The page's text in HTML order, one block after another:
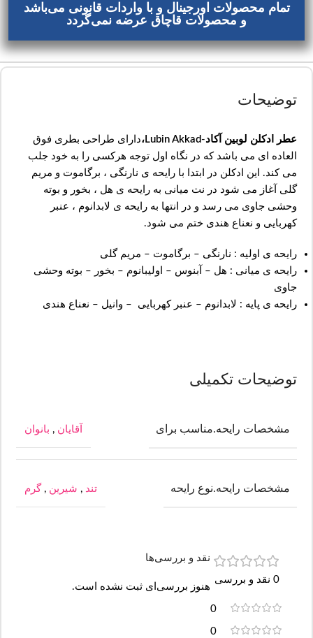
تمام محصولات اورجینال و با واردات قانونی می‌باشد
و محصولات قاچاق عرضه نمی‌گردد
توضیحات
عطر ادکلن لوبین آکاد-Lubin Akkad،
دارای طراحی بطری فوق
العاده ای می باشد که در نگاه اول توجه هرکسی را به خود جلب
می کند. این ادکلن در ابتدا با رایحه ی نارنگی ، برگاموت و مریم
گلی آغاز می شود در نت میانی به رایحه ی هل ، بخور و بوته
وحشی جاوی می رسد و در انتها به رایحه ی لابدانوم ، عنبر
کهربایی و نعناع هندی ختم می شود.
رایحه ی اولیه : نارنگی – برگاموت – مریم گلی
رایحه ی میانی : هل – آبنوس – اولیبانوم – بخور – بوته وحشی
جاوی
رایحه ی پایه : لابدانوم – عنبر کهربایی – وانیل – نعناع هندی
توضیحات تکمیلی
مشخصات رایحه.مناسب برای آقایان , بانوان
مشخصات رایحه.نوع رایحه تند , شیرین , گرم
0 نقد و بررسی
0
0
نقد و بررسی‌ها
هنوز بررسی‌ای ثبت نشده است.